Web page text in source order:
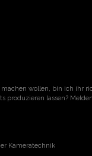
machen wollen, bin ich ihr
produzieren lassen?
Kameratechnik